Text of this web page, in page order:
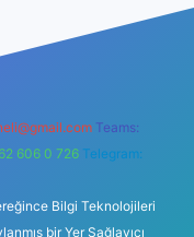
Teams:
606 0 726 Telegram:
Bilgi Teknolojileri
bir Yer Sağlayıcı